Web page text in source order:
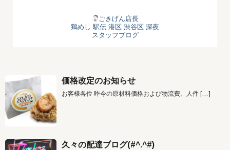
ごきげん店長
鶏めし 駅伝 港区 渋谷区 深夜
スタッフブログ
価格改定のお知らせ
お客様各位 昨今の原材料価格および物流費、人件 […]
久々の配達ブログ(#^.^#)